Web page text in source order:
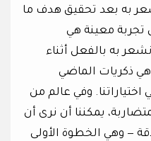
به بعد تحقيق هدف ما
تجربة معينة هي
به بالفعل أثناء
ذكريات الماضي
وفي عالم من
يمكننا أن نرى أن
— وهي الخطوة الأولى